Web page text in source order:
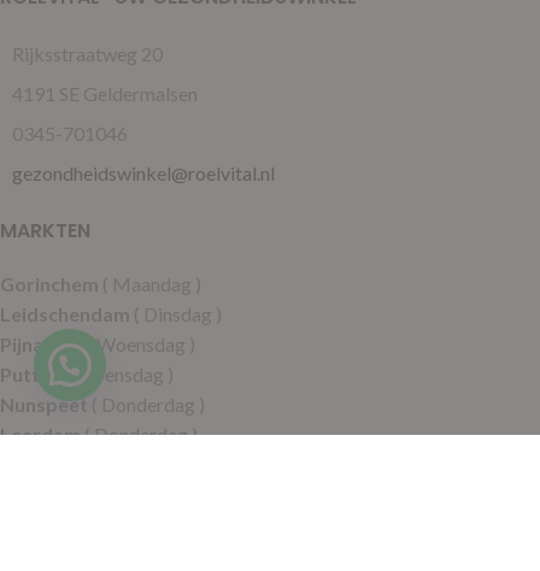
Rijksstraatweg 20
4191 SE Geldermalsen
0345-701046
gezondheidswinkel@roelvital.nl
MARKTEN
Gorinchem ( Maandag )
Leidschendam ( Dinsdag )
Pijnacker( Woensdag )
Putten ( Woensdag )
Nunspeet ( Donderdag )
Leerdam( Donderdag )
Hulp nodig?